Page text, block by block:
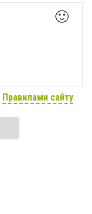
🙂
Правилами сайту